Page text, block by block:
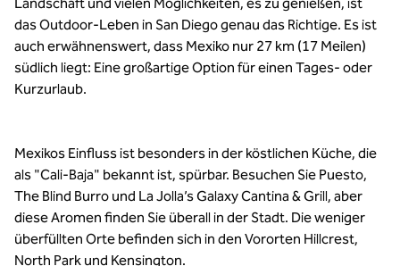
das Outdoor-Leben in San Diego genau das Richtige. Es ist
auch erwähnenswert, dass Mexiko nur 27 km (17 Meilen)
südlich liegt: Eine großartige Option für einen Tages- oder
Kurzurlaub.
Mexikos Einfluss ist besonders in der köstlichen Küche, die
als "Cali-Baja" bekannt ist, spürbar. Besuchen Sie Puesto,
The Blind Burro und La Jolla’s Galaxy Cantina & Grill, aber
diese Aromen finden Sie überall in der Stadt. Die weniger
überfüllten Orte befinden sich in den Vororten Hillcrest,
North Park und Kensington.